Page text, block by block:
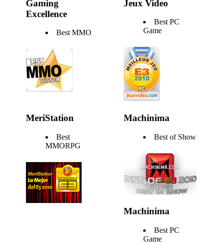
Gaming
Excellence
Best MMO
Jeux Video
Best PC
Game
MeriStation
Best
MMORPG
Machinima
Best of Show
Machinima
Best PC
Game